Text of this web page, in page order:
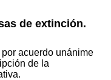
de extinción.
acuerdo unánime
de la